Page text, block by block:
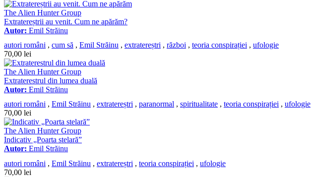
The Alien Hunter Group
Extratereștrii au venit. Cum ne apărăm?
Autor: Emil Străinu
autori români , cum să , Emil Străinu , extratereștri , război , teoria conspirației , ufologie
70,00 lei
The Alien Hunter Group
Extraterestrul din lumea duală
Autor: Emil Străinu
autori români , Emil Străinu , extratereștri , paranormal , spiritualitate , teoria conspirației , ufologie
70,00 lei
The Alien Hunter Group
Indicativ „Poarta stelară”
Autor: Emil Străinu
autori români , Emil Străinu , extratereștri , teoria conspirației , ufologie
70,00 lei